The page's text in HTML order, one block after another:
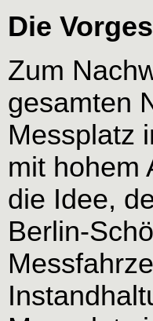
Die
Zum
gesamten
Messplatz
mit hohem
die Idee,
Berlin-